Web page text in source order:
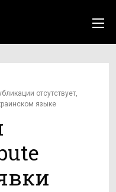
отсутствует,
языке